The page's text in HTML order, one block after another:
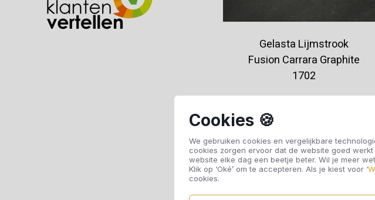
Cookies 🍪
We gebruiken cookies en vergelijkbare
cookies zorgen ervoor dat de website goed
website elke dag een beetje beter. Wil je meer
Klik op ‘Oké’ om te accepteren. Als je kiest voor ‘
cookies.
Gelasta Lijmstrook
Fusion Carrara Graphite
1702
Offerte aanvragen